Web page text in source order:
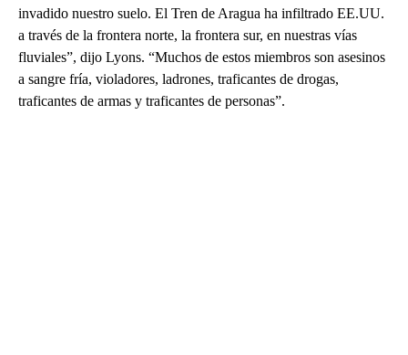
invadido nuestro suelo. El Tren de Aragua ha infiltrado EE.UU.
a través de la frontera norte, la frontera sur, en nuestras vías
fluviales”, dijo Lyons. “Muchos de estos miembros son asesinos
a sangre fría, violadores, ladrones, traficantes de drogas,
traficantes de armas y traficantes de personas”.